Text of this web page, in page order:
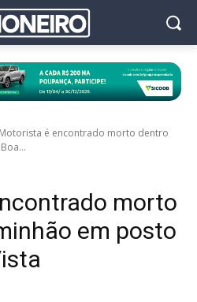
Motorista é encontrado morto dentro
morto
em posto